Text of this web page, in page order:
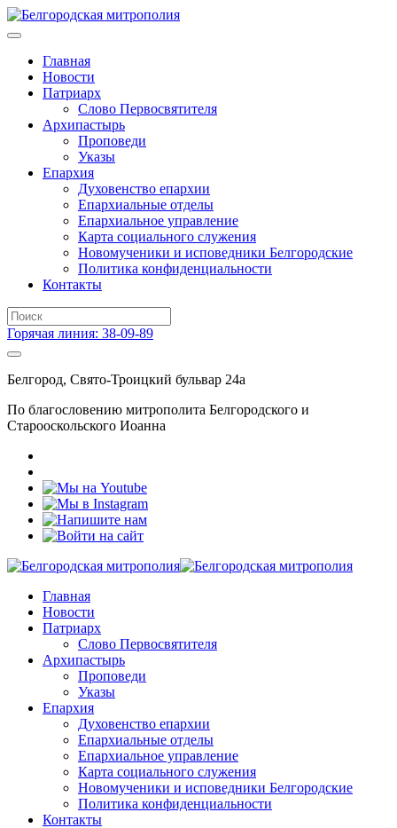
Главная
Новости
Патриарх
Слово Первосвятителя
Архипастырь
Проповеди
Указы
Епархия
Духовенство епархии
Епархиальные отделы
Епархиальное управление
Карта социального служения
Новомученики и исповедники Белгородские
Политика конфиденциальности
Контакты
Горячая линия: 38-09-89
Белгород, Свято-Троицкий бульвар 24а
По благословению митрополита Белгородского и
Старооскольского Иоанна
Главная
Новости
Патриарх
Слово Первосвятителя
Архипастырь
Проповеди
Указы
Епархия
Духовенство епархии
Епархиальные отделы
Епархиальное управление
Карта социального служения
Новомученики и исповедники Белгородские
Политика конфиденциальности
Контакты